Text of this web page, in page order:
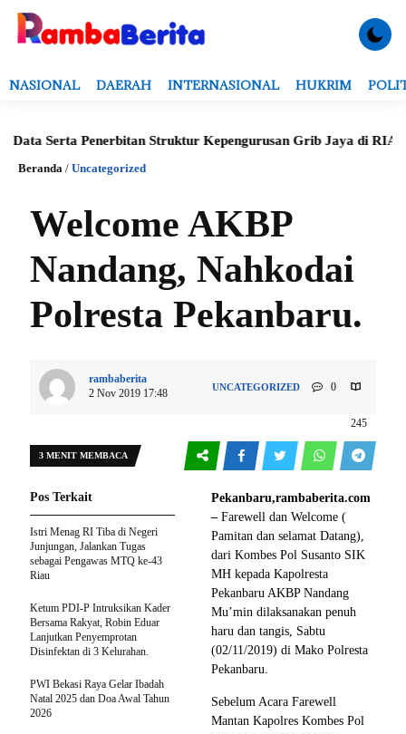
NASIONAL DAERAH INTERNASIONAL HUKRIM
Penerbitan Struktur Kepengurusan Grib Jaya di RIAU
Beranda / Uncategorized
Welcome AKBP
Nandang, Nahkodai
Polresta Pekanbaru.
rambaberita
2 Nov 2019 17:48
UNCATEGORIZED 0
245
3 MENIT MEMBACA
Pekanbaru,rambaberita.com
– Farewell dan Welcome (
Pamitan dan selamat Datang),
dari Kombes Pol Susanto SIK
MH kepada Kapolresta
Pekanbaru AKBP Nandang
Mu’min dilaksanakan penuh
haru dan tangis, Sabtu
(02/11/2019) di Mako Polresta
Pekanbaru.
Sebelum Acara Farewell
Mantan Kapolres Kombes Pol
Pos Terkait
Istri Menag RI Tiba di Negeri
Junjungan, Jalankan Tugas
sebagai Pengawas MTQ ke-43
Riau
Ketum PDI-P Intruksikan Kader
Bersama Rakyat, Robin Eduar
Lanjutkan Penyemprotan
Disinfektan di 3 Kelurahan.
PWI Bekasi Raya Gelar Ibadah
Natal 2025 dan Doa Awal Tahun
2026